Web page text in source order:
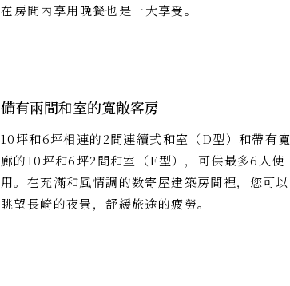
在房間內享用晚餐也是一大享受。
備有兩間和室的寬敞客房
10坪和6坪相連的2間連續式和室（D型）和帶有寬
廊的10坪和6坪2間和室（F型），可供最多6人使
用。在充滿和風情調的数寄屋建築房間裡，您可以
眺望長崎的夜景，舒緩旅途的疲勞。